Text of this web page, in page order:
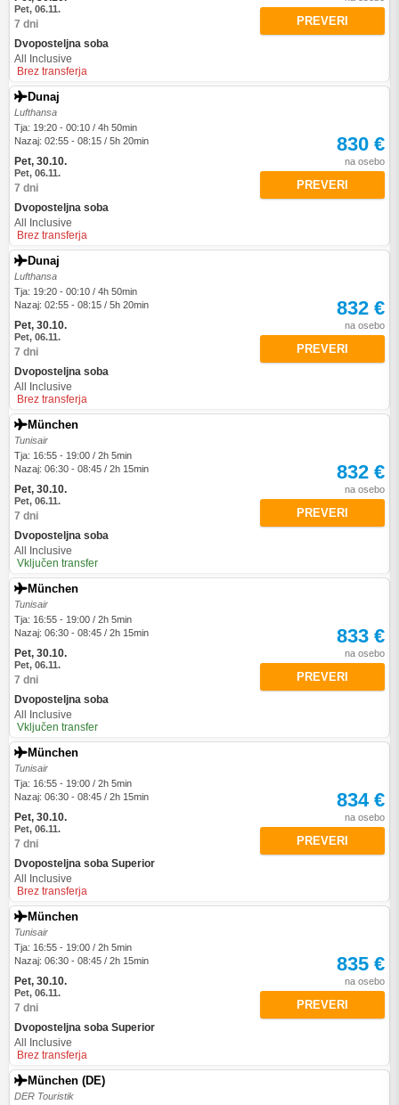
Pet, 06.11.
7 dni
Dvoposteljna soba
All Inclusive
Brez transferja
PREVERI
Dunaj
Lufthansa
Tja: 19:20 - 00:10 / 4h 50min
Nazaj: 02:55 - 08:15 / 5h 20min
Pet, 30.10.
Pet, 06.11.
7 dni
Dvoposteljna soba
All Inclusive
Brez transferja
830 €
na osebo
PREVERI
Dunaj
Lufthansa
Tja: 19:20 - 00:10 / 4h 50min
Nazaj: 02:55 - 08:15 / 5h 20min
Pet, 30.10.
Pet, 06.11.
7 dni
Dvoposteljna soba
All Inclusive
Brez transferja
832 €
na osebo
PREVERI
München
Tunisair
Tja: 16:55 - 19:00 / 2h 5min
Nazaj: 06:30 - 08:45 / 2h 15min
Pet, 30.10.
Pet, 06.11.
7 dni
Dvoposteljna soba
All Inclusive
Vključen transfer
832 €
na osebo
PREVERI
München
Tunisair
Tja: 16:55 - 19:00 / 2h 5min
Nazaj: 06:30 - 08:45 / 2h 15min
Pet, 30.10.
Pet, 06.11.
7 dni
Dvoposteljna soba
All Inclusive
Vključen transfer
833 €
na osebo
PREVERI
München
Tunisair
Tja: 16:55 - 19:00 / 2h 5min
Nazaj: 06:30 - 08:45 / 2h 15min
Pet, 30.10.
Pet, 06.11.
7 dni
Dvoposteljna soba Superior
All Inclusive
Brez transferja
834 €
na osebo
PREVERI
München
Tunisair
Tja: 16:55 - 19:00 / 2h 5min
Nazaj: 06:30 - 08:45 / 2h 15min
Pet, 30.10.
Pet, 06.11.
7 dni
Dvoposteljna soba Superior
All Inclusive
Brez transferja
835 €
na osebo
PREVERI
München (DE)
DER Touristik